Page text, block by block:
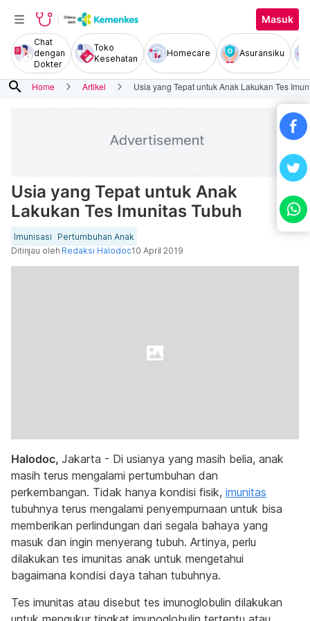
Masuk
Chat
dengan
Dokter
Toko
Kesehatan
Homecare Asuransiku
search Home Artikel Usia yang Tepat untuk Anak Lakukan Tes
Usia yang Tepat untuk Anak
Lakukan Tes Imunitas Tubuh
Imunisasi
Pertumbuhan Anak
Ditinjau oleh Redaksi Halodoc10 April 2019
Halodoc, Jakarta - Di usianya yang masih belia, anak
masih terus mengalami pertumbuhan dan
perkembangan. Tidak hanya kondisi fisik, imunitas
tubuhnya terus mengalami penyempurnaan untuk bisa
memberikan perlindungan dari segala bahaya yang
masuk dan ingin menyerang tubuh. Artinya, perlu
dilakukan tes imunitas anak untuk mengetahui
bagaimana kondisi daya tahan tubuhnya.
Tes imunitas atau disebut tes imunoglobulin dilakukan